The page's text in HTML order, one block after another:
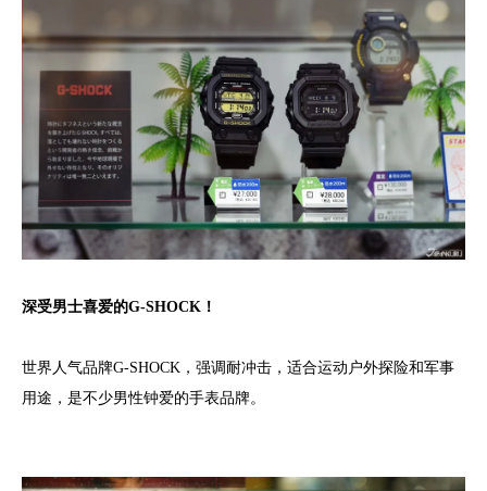
深受男士喜爱的G-SHOCK！
世界人气品牌G-SHOCK，强调耐冲击，适合运动户外探险和军事
用途，是不少男性钟爱的手表品牌。